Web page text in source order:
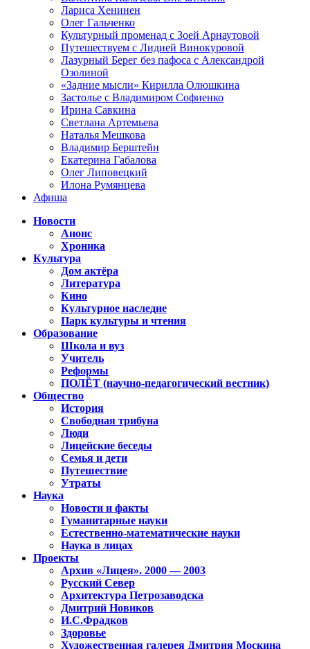
Лариса Хенинен
Олег Гальченко
Культурный променад с Зоей Арнаутовой
Путешествуем с Лидией Винокуровой
Лазурный Берег без пафоса с Александрой
Озолиной
«Задние мысли» Кирилла Олюшкина
Застолье с Владимиром Софиенко
Ирина Савкина
Светлана Артемьева
Наталья Мешкова
Владимир Берштейн
Екатерина Габалова
Олег Липовецкий
Илона Румянцева
Афиша
Новости
Анонс
Хроника
Культура
Дом актёра
Литература
Кино
Культурное наследие
Парк культуры и чтения
Образование
Школа и вуз
Учитель
Реформы
ПОЛЁТ (научно-педагогический вестник)
Общество
История
Свободная трибуна
Люди
Лицейские беседы
Семья и дети
Путешествие
Утраты
Наука
Новости и факты
Гуманитарные науки
Естественно-математические науки
Наука в лицах
Проекты
Архив «Лицея». 2000 — 2003
Русский Север
Архитектура Петрозаводска
Дмитрий Новиков
И.С.Фрадков
Здоровье
Художественная галерея Дмитрия Москина